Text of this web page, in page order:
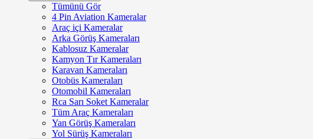
Tümünü Gör
4 Pin Aviation Kameralar
Araç içi Kameralar
Arka Görüş Kameraları
Kablosuz Kameralar
Kamyon Tır Kameraları
Karavan Kameraları
Otobüs Kameraları
Otomobil Kameraları
Rca Sarı Soket Kameralar
Tüm Araç Kameraları
Yan Görüş Kameraları
Yol Sürüş Kameraları